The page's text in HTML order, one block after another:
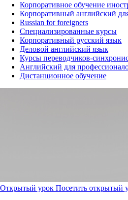
Корпоративное обучение
Корпоративный английский
Russian for foreigners
Специализированные курсы
Корпоративный русский язык
Деловой английский язык
Курсы переводчиков-
Английский для
Дистанционное обучение
Открытый урок Посетить открытый